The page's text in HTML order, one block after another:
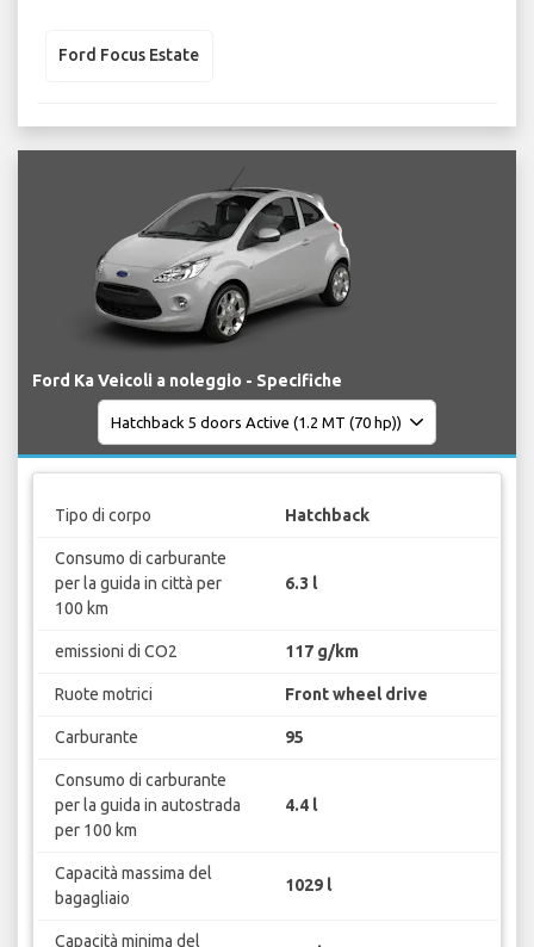
Ford Focus Estate
Ford Ka Veicoli a noleggio - Specifiche
Tipo di corpo Hatchback
Consumo di carburante
per la guida in città per
100 km
6.3 l
emissioni di CO2 117 g/km
Ruote motrici Front wheel drive
Carburante 95
Consumo di carburante
per la guida in autostrada
per 100 km
4.4 l
Capacità massima del
bagagliaio
1029 l
Capacità minima del